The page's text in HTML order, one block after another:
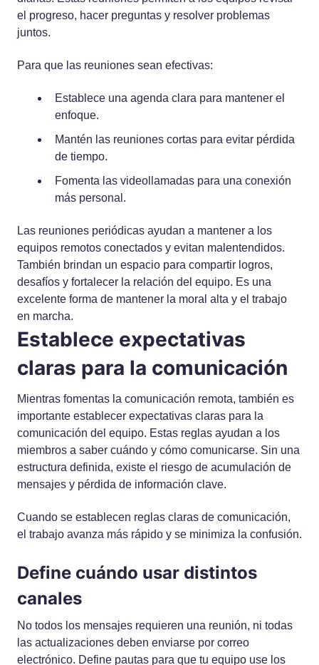
el progreso, hacer preguntas y resolver problemas
juntos.
Para que las reuniones sean efectivas:
Establece una agenda clara para mantener el
enfoque.
Mantén las reuniones cortas para evitar pérdida
de tiempo.
Fomenta las videollamadas para una conexión
más personal.
Las reuniones periódicas ayudan a mantener a los
equipos remotos conectados y evitan malentendidos.
También brindan un espacio para compartir logros,
desafíos y fortalecer la relación del equipo. Es una
excelente forma de mantener la moral alta y el trabajo
en marcha.
Establece expectativas
claras para la comunicación
Mientras fomentas la comunicación remota, también es
importante establecer expectativas claras para la
comunicación del equipo. Estas reglas ayudan a los
miembros a saber cuándo y cómo comunicarse. Sin una
estructura definida, existe el riesgo de acumulación de
mensajes y pérdida de información clave.
Cuando se establecen reglas claras de comunicación,
el trabajo avanza más rápido y se minimiza la confusión.
Define cuándo usar distintos
canales
No todos los mensajes requieren una reunión, ni todas
las actualizaciones deben enviarse por correo
electrónico. Define pautas para que tu equipo use los